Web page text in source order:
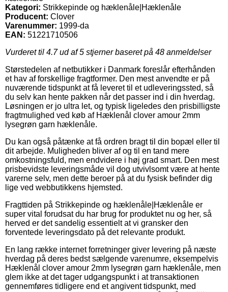
Kategori: Strikkepinde og hæklenåle|Hæklenåle
Producent: Clover
Varenummer: 1999-da
EAN: 51221710506
Vurderet til 4.7ud af 5 stjerner baseret på 48 anmeldelser
Størstedelen af netbutikker i Danmark foreslår efterhånden
et hav af forskellige fragtformer. Den mest anvendte er på
nuværende tidspunkt at få leveret til et udleveringssted, så
du selv kan hente pakken når det passer ind i din hverdag.
Løsningen er jo ultra let, og typisk ligeledes den prisbilligste
fragtmulighed ved køb af Hæklenål clover amour 2mm
lysegrøn garn hæklenåle.
Du kan også påtænke at få ordren bragt til din bopæl eller til
dit arbejde. Muligheden bliver af og til en tand mere
omkostningsfuld, men endvidere i høj grad smart. Den mest
prisbevidste leveringsmåde vil dog utvivlsomt være at hente
varerne selv, men dette beroer på at du fysisk befinder dig
lige ved webbutikkens hjemsted.
Fragttiden på Strikkepinde og hæklenåle|Hæklenåle er
super vital forudsat du har brug for produktet nu og her, så
herved er det sandelig essentielt at vi gransker den
forventede leveringsdato på det relevante produkt.
En lang række internet forretninger giver levering på næste
hverdag på deres bedst sælgende varenumre, eksempelvis
Hæklenål clover amour 2mm lysegrøn garn hæklenåle, men
glem ikke at det tager udgangspunkt i at transaktionen
gennemføres tidligere end et angivent tidspunkt, med